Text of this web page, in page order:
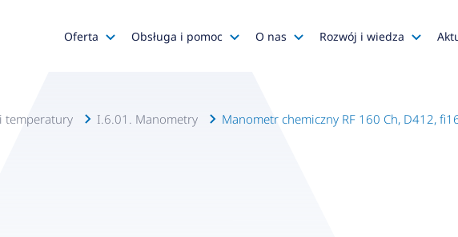
Oferta
Katalog SALUS Controls
Obsługa i pomoc
Obsługa zamówień
O nas
Kariera
Rozwój i wiedza
Konfiguratory
temperatury I.6.01. Manometry Manometr chemiczny RF 160 Ch, D412,